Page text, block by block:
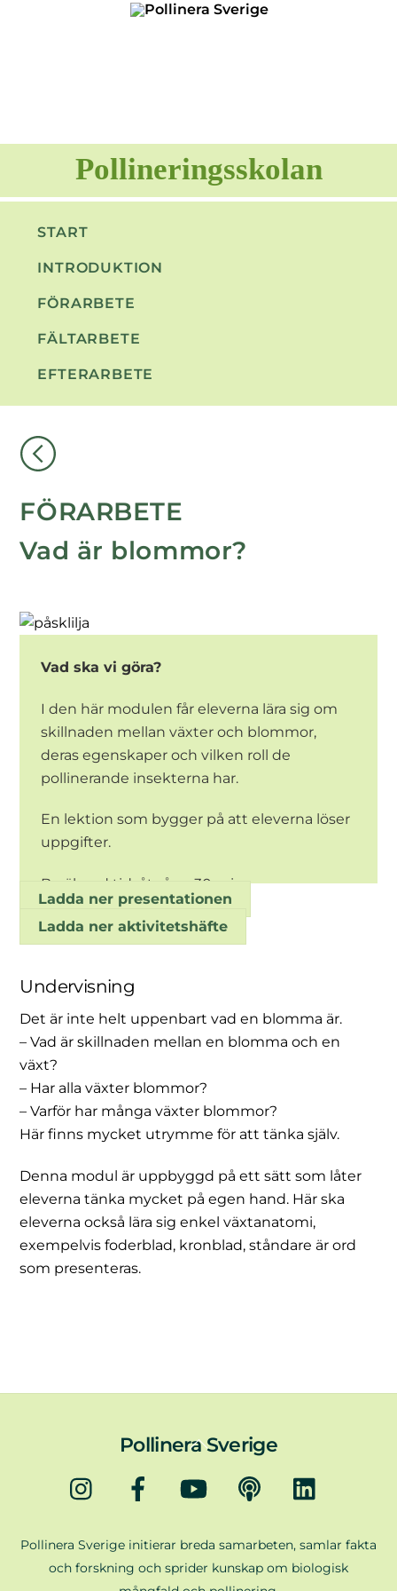
Pollineringsskolan
START
INTRODUKTION
FÖRARBETE
FÄLTARBETE
EFTERARBETE
FÖRARBETE
Vad är blommor?
Vad ska vi göra?
I den här modulen får eleverna lära sig om
skillnaden mellan växter och blommor,
deras egenskaper och vilken roll de
pollinerande insekterna har.
En lektion som bygger på att eleverna löser
uppgifter.
Beräknad tidsåtgång 30 min.
Ladda ner presentationen
Ladda ner aktivitetshäfte
Undervisning
Det är inte helt uppenbart vad en blomma är.
– Vad är skillnaden mellan en blomma och en
växt?
– Har alla växter blommor?
– Varför har många växter blommor?
Här finns mycket utrymme för att tänka själv.
Denna modul är uppbyggd på ett sätt som låter
eleverna tänka mycket på egen hand. Här ska
eleverna också lära sig enkel växtanatomi,
exempelvis foderblad, kronblad, ståndare är ord
som presenteras.
Back
Top
Pollinera Sverige
Instagram Facebook YouTube Podd
Pollinera Sverige initierar breda samarbeten, samlar fakta
och forskning och sprider kunskap om biologisk